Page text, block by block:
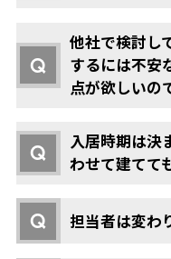
Q
他社で検討し
するには不安
点が欲しいの
Q
入居時期は決
わせて建てて
Q 担当者は変わ